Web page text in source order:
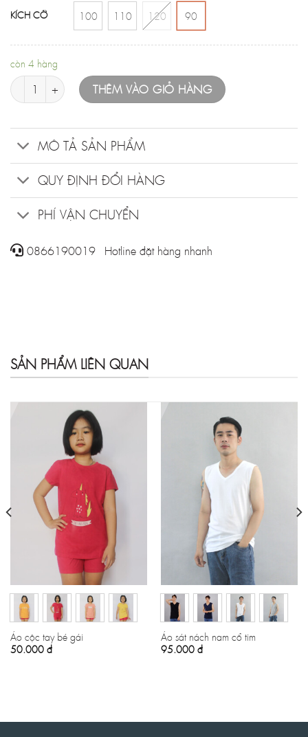
KÍCH CỠ 100 110 120 90
còn 4 hàng
Váy bé gái số lượng THÊM VÀO GIỎ HÀNG
MÔ TẢ SẢN PHẨM
QUY ĐỊNH ĐỔI HÀNG
PHÍ VẬN CHUYỂN
0866190019 - Hotline đặt hàng nhanh
SẢN PHẨM LIÊN QUAN
Áo cộc tay bé gái
50.000 đ
Áo sát nách nam cổ tim
95.000 đ